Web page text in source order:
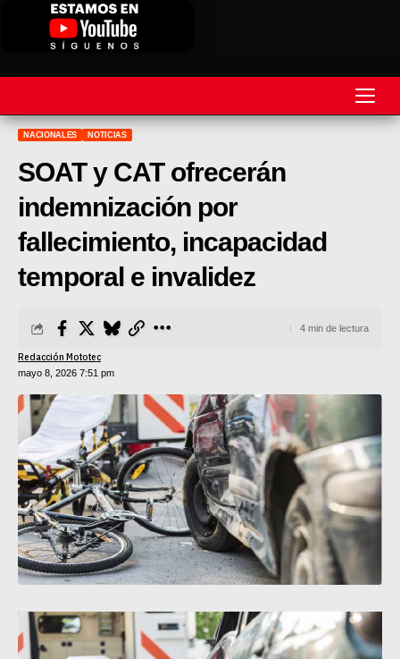
REVISTA
MOTOS
MINICROSS
HARD ENDURO
SUPERCROSS
CROSS COUNTRY
MOTOS ACUÁTICAS
NOTICIAS
INTERNACIONALES
NACIONALES
MOBIL
NACIONALES NOTICIAS
SOAT y CAT ofrecerán
indemnización por
fallecimiento, incapacidad
temporal e invalidez
mayo 8, 2026 7:51 pm
Redacción Mototec
4 min de lectura